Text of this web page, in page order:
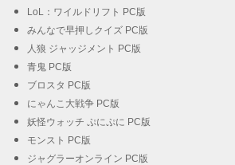
LoL：ワイルドリフト PC版
みんなで早押しクイズ PC版
人狼 ジャッジメント PC版
青鬼 PC版
ブロスタ PC版
にゃんこ大戦争 PC版
妖怪ウォッチ ぷにぷに PC版
モンスト PC版
ジャグラーオンライン PC版